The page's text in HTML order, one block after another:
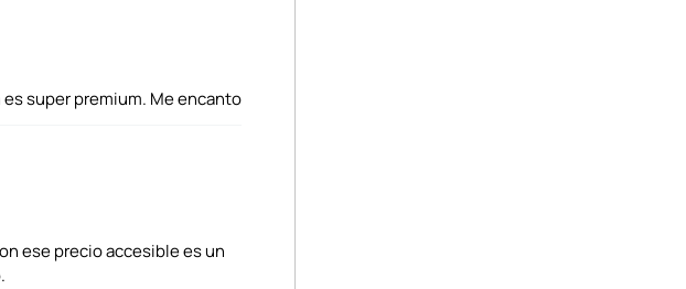
super premium. Me encanto
ese precio accesible es un